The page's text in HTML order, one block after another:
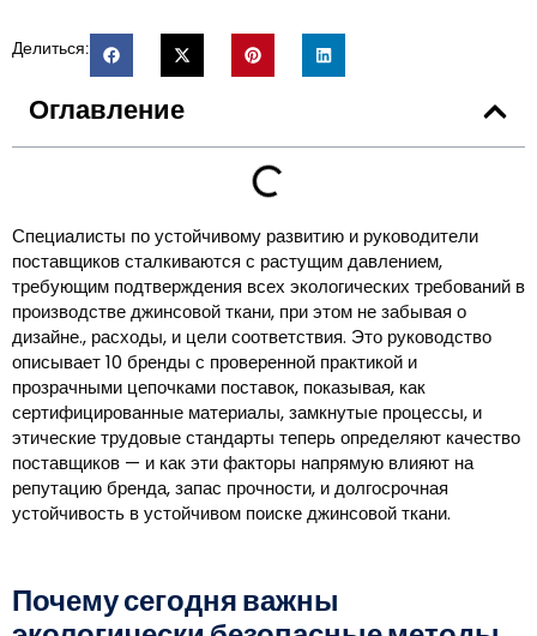
Делиться:
Оглавление
Специалисты по устойчивому развитию и руководители
поставщиков сталкиваются с растущим давлением,
требующим подтверждения всех экологических требований в
производстве джинсовой ткани, при этом не забывая о
дизайне., расходы, и цели соответствия. Это руководство
описывает 10 бренды с проверенной практикой и
прозрачными цепочками поставок, показывая, как
сертифицированные материалы, замкнутые процессы, и
этические трудовые стандарты теперь определяют качество
поставщиков — и как эти факторы напрямую влияют на
репутацию бренда, запас прочности, и долгосрочная
устойчивость в устойчивом поиске джинсовой ткани.
Почему сегодня важны